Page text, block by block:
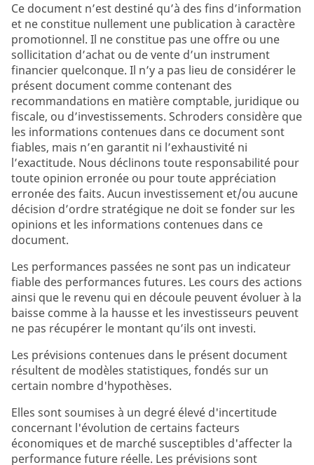
Ce document n’est destiné qu’à des fins d’information
et ne constitue nullement une publication à caractère
promotionnel. Il ne constitue pas une offre ou une
sollicitation d’achat ou de vente d’un instrument
financier quelconque. Il n’y a pas lieu de considérer le
présent document comme contenant des
recommandations en matière comptable, juridique ou
fiscale, ou d’investissements. Schroders considère que
les informations contenues dans ce document sont
fiables, mais n’en garantit ni l’exhaustivité ni
l’exactitude. Nous déclinons toute responsabilité pour
toute opinion erronée ou pour toute appréciation
erronée des faits. Aucun investissement et/ou aucune
décision d’ordre stratégique ne doit se fonder sur les
opinions et les informations contenues dans ce
document.
Les performances passées ne sont pas un indicateur
fiable des performances futures. Les cours des actions
ainsi que le revenu qui en découle peuvent évoluer à la
baisse comme à la hausse et les investisseurs peuvent
ne pas récupérer le montant qu’ils ont investi.
Les prévisions contenues dans le présent document
résultent de modèles statistiques, fondés sur un
certain nombre d'hypothèses.
Elles sont soumises à un degré élevé d'incertitude
concernant l'évolution de certains facteurs
économiques et de marché susceptibles d'affecter la
performance future réelle. Les prévisions sont